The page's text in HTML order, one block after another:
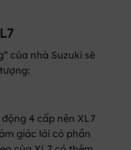
của nhà Suzuki sẽ
4 cấp nên XL7
giác lái có phần